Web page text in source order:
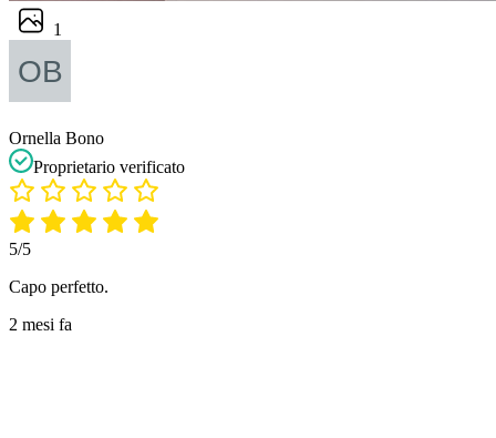
1
Ornella Bono
Proprietario verificato
5/5
Capo perfetto.
2 mesi fa